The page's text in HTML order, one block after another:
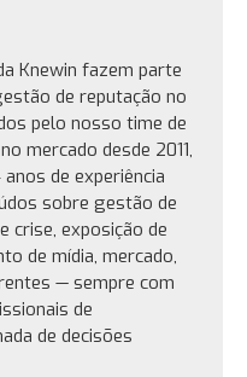
Knewin fazem parte
de reputação no
pelo nosso time de
mercado desde 2011,
de experiência
sobre gestão de
crise, exposição de
de mídia, mercado,
— sempre com
de
de decisões